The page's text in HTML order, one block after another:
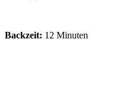
Backzeit: 12 Minuten